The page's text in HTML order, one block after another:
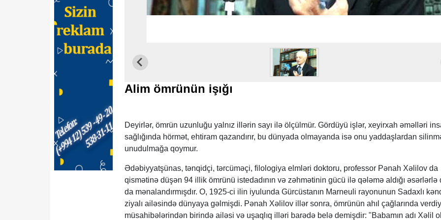
Alim ömrünün işığı
Deyirlər, ömrün uzunluğu yalnız illərin sayı ilə ölçülmür. Gördüyü işlər, xeyirxah əməlləri
sağlığında hörmət, ehtiram qazandırır, bu dünyada olmayanda isə onu yaddaşlardan
unudulmağa qoymur.
Ədəbiyyatşünas, tənqidçi, tərcüməçi, filologiya elmləri doktoru, professor Pənah Xəlilov da
qismətinə düşən 94 illik ömrünü istedadının və zəhmətinin gücü ilə qələmə aldığı əsərlərlə
da mənalandırmışdır. O, 1925-ci ilin iyulunda Gürcüstanın Marneuli rayonunun Sadaxlı
ziyalı ailəsində dünyaya gəlmişdi. Pənah Xəlilov illər sonra, ömrünün ahıl çağlarında
müsahibələrindən birində ailəsi və uşaqlıq illəri barədə belə demişdir: "Babamın adı Xəlil